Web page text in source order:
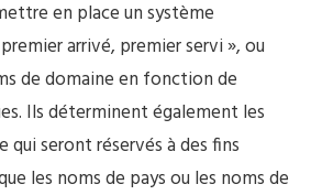
en place un système
arrivé, premier servi », ou
de domaine en fonction de
Ils déterminent également les
qui seront réservés à des fins
les noms de pays ou les noms de